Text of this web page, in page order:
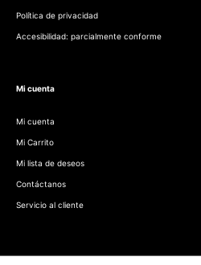
Política de privacidad
Accesibilidad: parcialmente conforme
Mi cuenta
Mi cuenta
Mi Carrito
Mi lista de deseos
Contáctanos
Servicio al cliente